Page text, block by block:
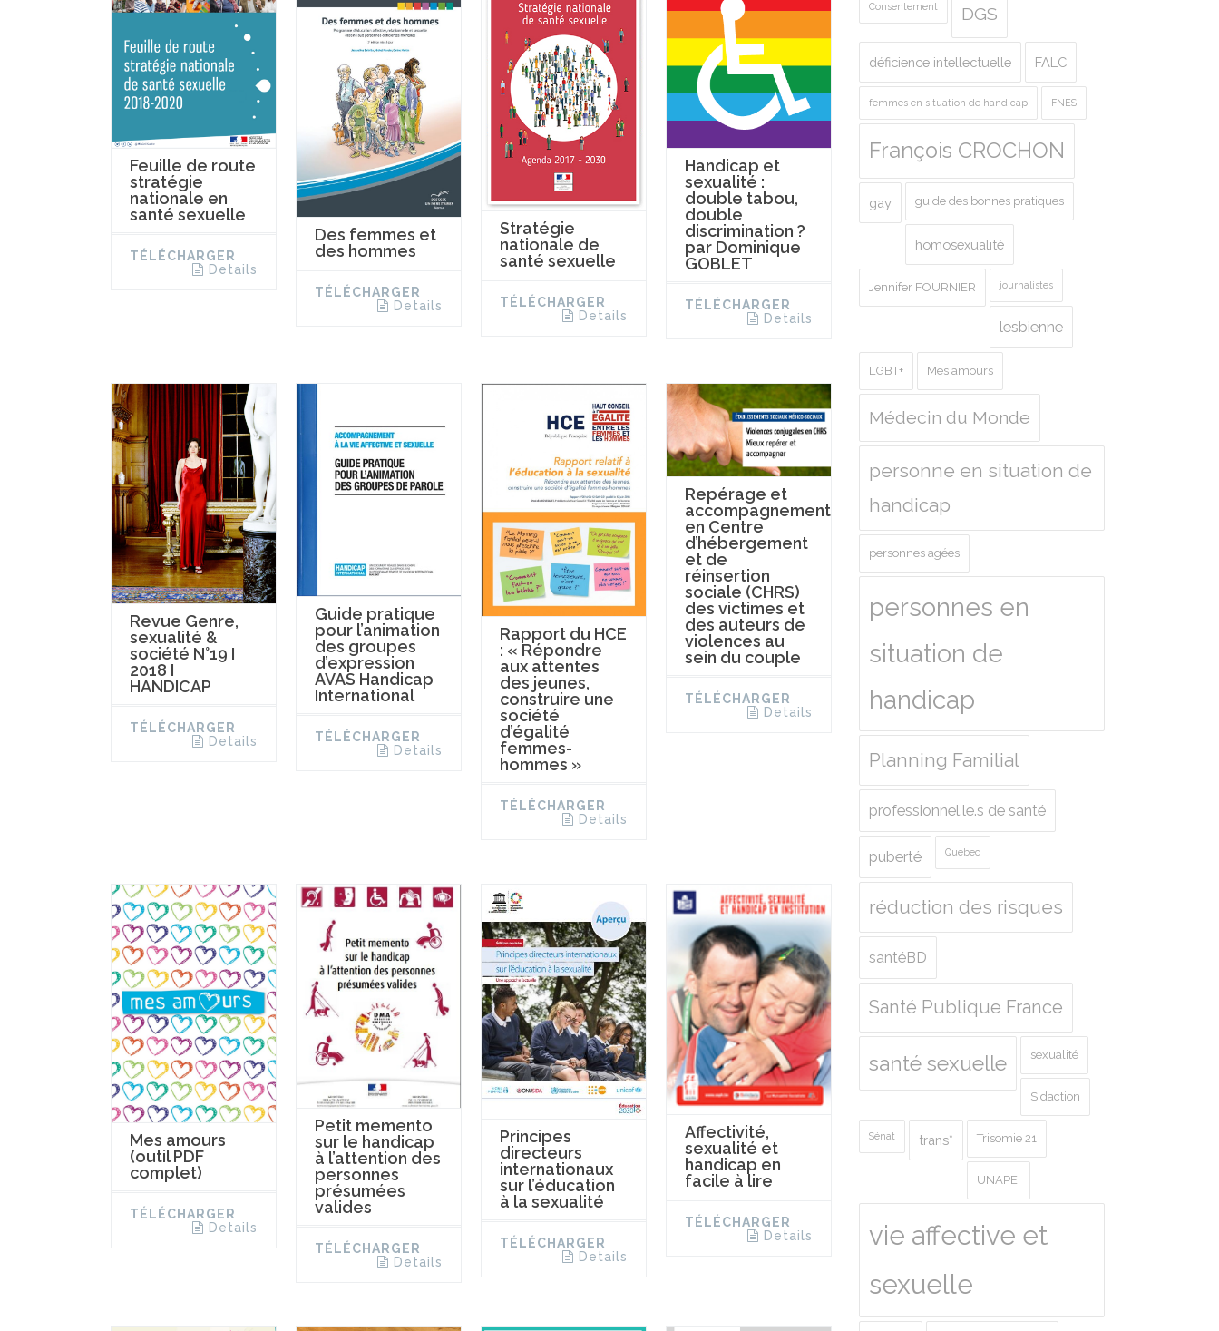
Feuille de route
stratégie
nationale en
santé sexuelle
TÉLÉCHARGER
Details
Des femmes et
des hommes
TÉLÉCHARGER
Details
Stratégie
nationale de
santé sexuelle
TÉLÉCHARGER
Details
Handicap et
sexualité :
double tabou,
double
discrimination ?
par Dominique
GOBLET
TÉLÉCHARGER
Details
Revue Genre,
sexualité &
société N°19 I
2018 I
HANDICAP
TÉLÉCHARGER
Details
Guide pratique
pour l’animation
des groupes
d’expression
AVAS Handicap
International
TÉLÉCHARGER
Details
Rapport du HCE
: « Répondre
aux attentes
des jeunes,
construire une
société
d’égalité
femmes-
hommes »
TÉLÉCHARGER
Details
Repérage et
accompagnement
en Centre
d’hébergement
et de
réinsertion
sociale (CHRS)
des victimes et
des auteurs de
violences au
sein du couple
TÉLÉCHARGER
Details
Mes amours
(outil PDF
complet)
TÉLÉCHARGER
Details
Petit memento
sur le handicap
à l’attention des
personnes
présumées
valides
TÉLÉCHARGER
Details
Principes
directeurs
internationaux
sur l’éducation
à la sexualité
TÉLÉCHARGER
Details
Affectivité,
sexualité et
handicap en
facile à lire
TÉLÉCHARGER
Details
Consentement DGS
déficience intellectuelle FALC
femmes en situation de handicap FNES
François CROCHON
gay guide des bonnes pratiques
homosexualité
Jennifer FOURNIER journalistes
lesbienne
LGBT+ Mes amours
Médecin du Monde
personne en situation de
handicap
personnes agées
personnes en
situation de
handicap
Planning Familial
professionnel.le.s de santé
puberté Quebec
réduction des risques
santéBD
Santé Publique France
santé sexuelle sexualité
Sidaction
Sénat trans* Trisomie 21
UNAPEI
vie affective et
sexuelle